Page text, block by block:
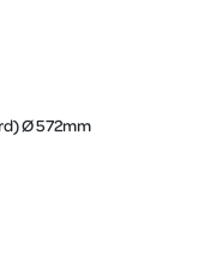
Ø 572mm